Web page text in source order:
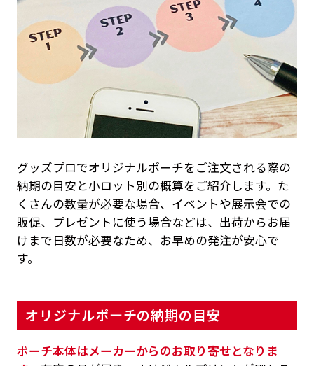
グッズプロでオリジナルポーチをご注文される際の
納期の目安と小ロット別の概算をご紹介します。た
くさんの数量が必要な場合、イベントや展示会での
販促、プレゼントに使う場合などは、出荷からお届
けまで日数が必要なため、お早めの発注が安心で
す。
オリジナルポーチの納期の目安
ポーチ本体はメーカーからのお取り寄せとなりま